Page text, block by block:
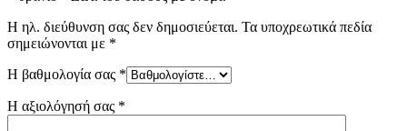
Η ηλ. διεύθυνση σας δεν δημοσιεύεται. Τα υποχρεωτικά πεδία
σημειώνονται με *
Η βαθμολογία σας *
Η αξιολόγησή σας *